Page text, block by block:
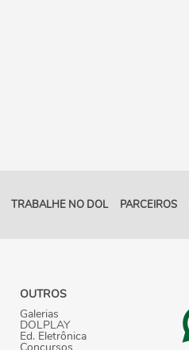
TRABALHE NO DOL PARCEIROS
OUTROS
Galerias
DOLPLAY
Ed. Eletrônica
Concursos